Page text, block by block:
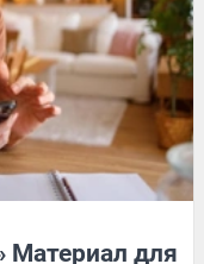
Материал для